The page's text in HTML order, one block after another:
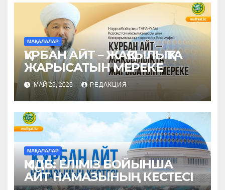
МАҚАЛАЛАР
ҚҰРБАН АЙТ – ЖАҚСЫЛЫҚТА
ЖАРЫСАТЫН МЕРЕКЕ
МАЙ 26, 2026 РЕДАКЦИЯ
МАҚАЛАЛАР
ҚМДБ: ЕЛІМІЗ БОЙЫНША
АЙТ НАМАЗЫНЫҢ КЕСТЕСІ